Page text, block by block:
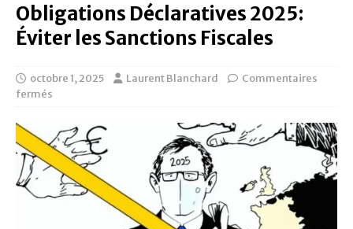
Obligations Déclaratives 2025:
Éviter les Sanctions Fiscales
octobre 1, 2025 Laurent Blanchard
Commentaires
fermés